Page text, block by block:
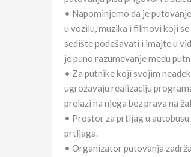
• Napominjemo da je
u vozilu, muzika i filmovi koji
sedište podešavati i imajte u
je puno razumevanje među
• Za putnike koji svojim
ugrožavaju realizaciju
prelazi na njega bez prava na
• Prostor za prtljag u
prtljaga.
• Organizator putovanja